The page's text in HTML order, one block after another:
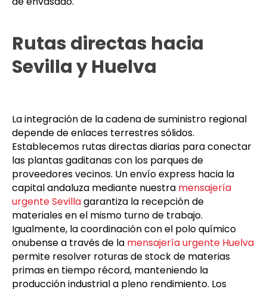
Rutas directas hacia
Sevilla y Huelva
La integración de la cadena de suministro regional
depende de enlaces terrestres sólidos.
Establecemos rutas directas diarias para conectar
las plantas gaditanas con los parques de
proveedores vecinos. Un envío express hacia la
capital andaluza mediante nuestra mensajería
urgente Sevillagarantiza la recepción de
materiales en el mismo turno de trabajo.
Igualmente, la coordinación con el polo químico
onubense a través de la mensajería urgente Huelva
permite resolver roturas de stock de materias
primas en tiempo récord, manteniendo la
producción industrial a pleno rendimiento. Los